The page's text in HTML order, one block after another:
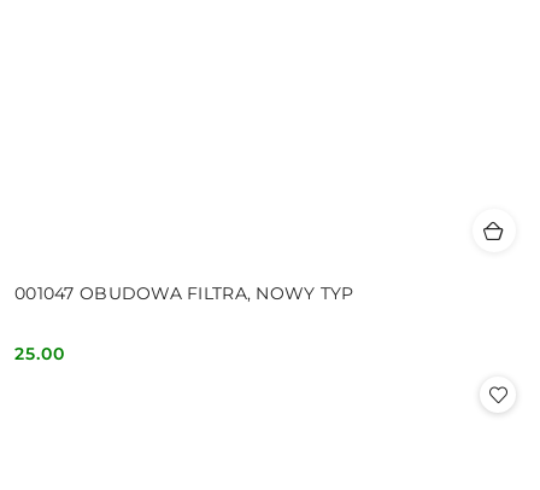
001047 OBUDOWA FILTRA, NOWY TYP
Cena:
25.00